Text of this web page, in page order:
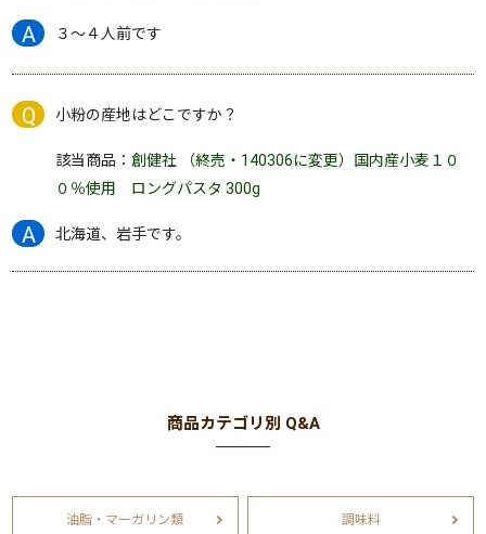
３～４人前です
小粉の産地はどこですか？
該当商品：創健社 （終売・140306に変更）国内産小麦１０
０％使用 ロングパスタ 300g
北海道、岩手です。
商品カテゴリ別 Q&A
油脂・マーガリン類 調味料